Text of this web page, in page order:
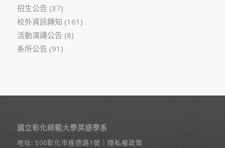
招生公告 (37)
校外資訊轉知 (161)
活動演講公告 (8)
系所公告 (91)
國立彰化師範大學英語學系
地址: 500彰化市進德路1號 ｜ 隱私權政策